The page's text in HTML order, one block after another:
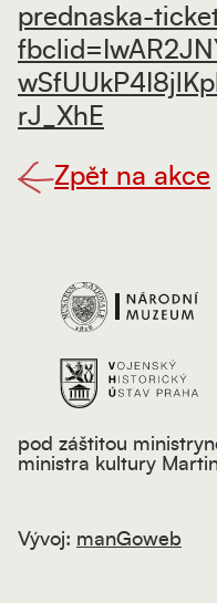
prednaska-
rJ_XhE
Zpět na akce
pod záštitou
ministra kultury
Vývoj: manGoweb